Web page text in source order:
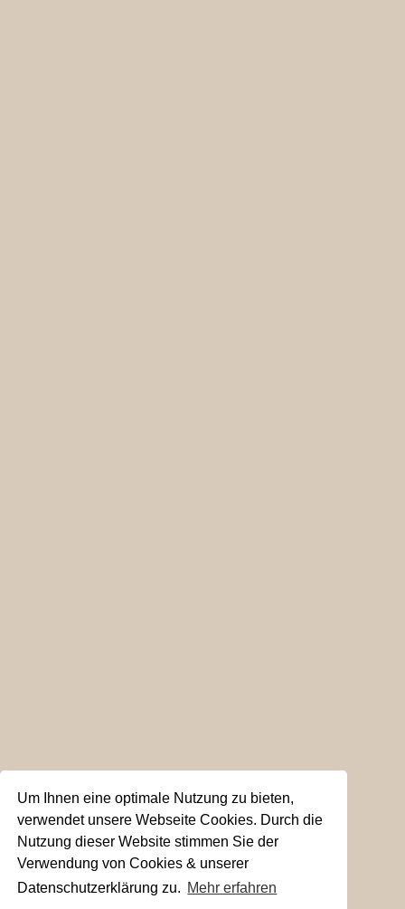
Um Ihnen eine optimale Nutzung zu bieten,
verwendet unsere Webseite Cookies. Durch die
Nutzung dieser Website stimmen Sie der
Verwendung von Cookies & unserer
Datenschutzerklärung zu. Mehr erfahren